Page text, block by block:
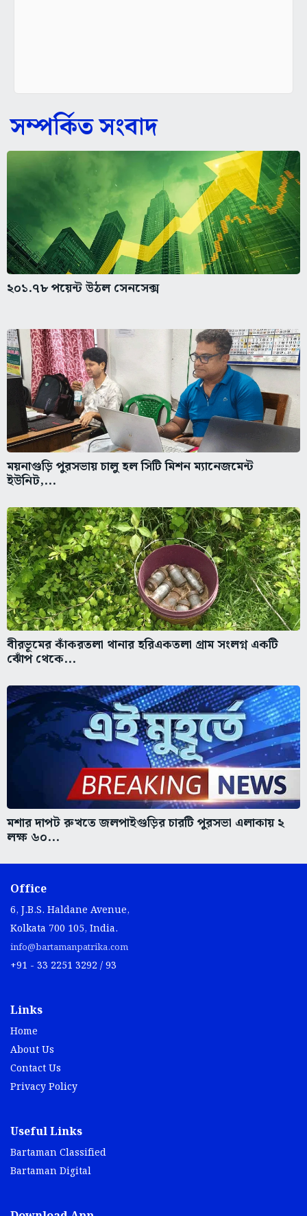
সম্পর্কিত সংবাদ
২০১.৭৮ পয়েন্ট উঠল সেনসেক্স
ময়নাগুড়ি পুরসভায় চালু হল সিটি মিশন ম্যানেজমেন্ট
ইউনিট,...
বীরভূমের কাঁকরতলা থানার হরিএকতলা গ্রাম সংলগ্ন একটি
ঝোঁপ থেকে...
মশার দাপট রুখতে জলপাইগুড়ির চারটি পুরসভা এলাকায় ২
লক্ষ ৬০...
Office
6, J.B.S. Haldane Avenue,
Kolkata 700 105, India.
info@bartamanpatrika.com
+91 - 33 2251 3292 / 93
Links
Home
About Us
Contact Us
Privacy Policy
Useful Links
Bartaman Classified
Bartaman Digital